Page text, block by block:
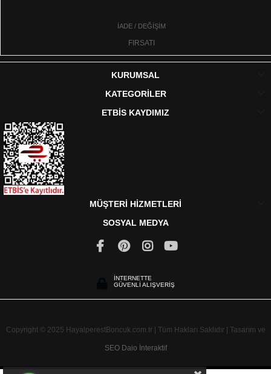
İADE / DEĞİŞİM
FIRSATI
KURUMSAL
KATEGORİLER
ETBİS KAYDIMIZ
MÜŞTERİ HİZMETLERİ
SOSYAL MEDYA
İNTERNETTE
GÜVENLİ ALIŞVERİŞ
Copyright © 2025 HayalperestBoncuk.com.tr | Tüm Hakları Saklıdır | Tasarım ve
SEO Daio İnteraktif